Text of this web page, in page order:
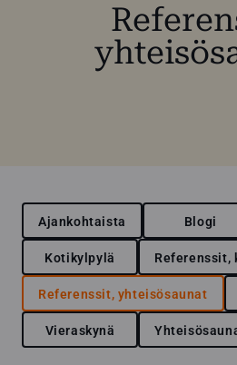
Ajankohtaista Blogi
Kotikylpylä Referenssit,
Referenssit, yhteisösaunat
Vieraskynä